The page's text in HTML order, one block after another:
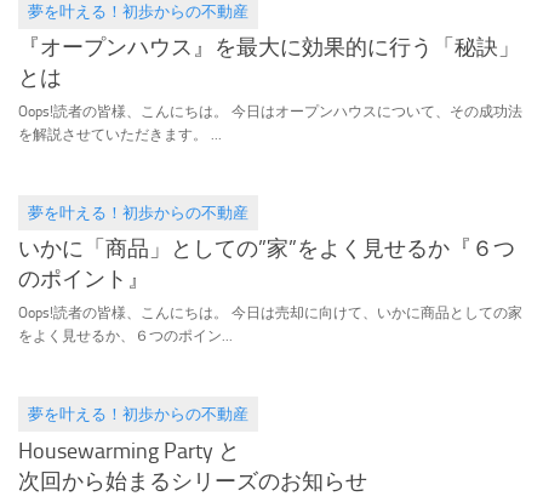
夢を叶える！初歩からの不動産
2016.10.13
『オープンハウス』を最大に効果的に行う「秘訣」
とは
Oops!読者の皆様、こんにちは。 今日はオープンハウスについて、その成功法
を解説させていただきます。 ...
夢を叶える！初歩からの不動産
2016.10.12
いかに「商品」としての”家”をよく見せるか『６つ
のポイント』
Oops!読者の皆様、こんにちは。 今日は売却に向けて、いかに商品としての家
をよく見せるか、６つのポイン...
夢を叶える！初歩からの不動産
2016.07.18
Housewarming Party と
次回から始まるシリーズのお知らせ